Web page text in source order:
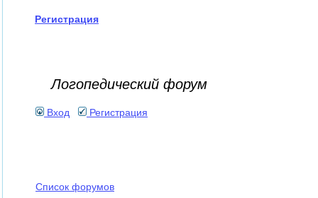
Регистрация
Логопедический форум
Вход Регистрация
Список форумов